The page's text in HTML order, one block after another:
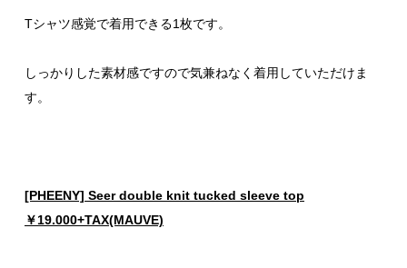
Tシャツ感覚で着用できる1枚です。
しっかりした素材感ですので気兼ねなく着用していただけま
す。
[PHEENY] Seer double knit tucked sleeve top
￥19.000+TAX(MAUVE)